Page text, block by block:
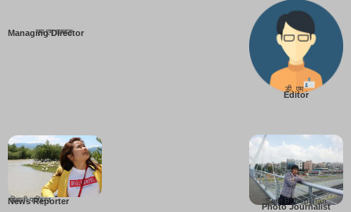
Managing Director
एम एम तामाङ
Editor
डी. एम .
News Reporter
बिहानी पाख्रिन
Photo Journalist
Som B. Lopchan